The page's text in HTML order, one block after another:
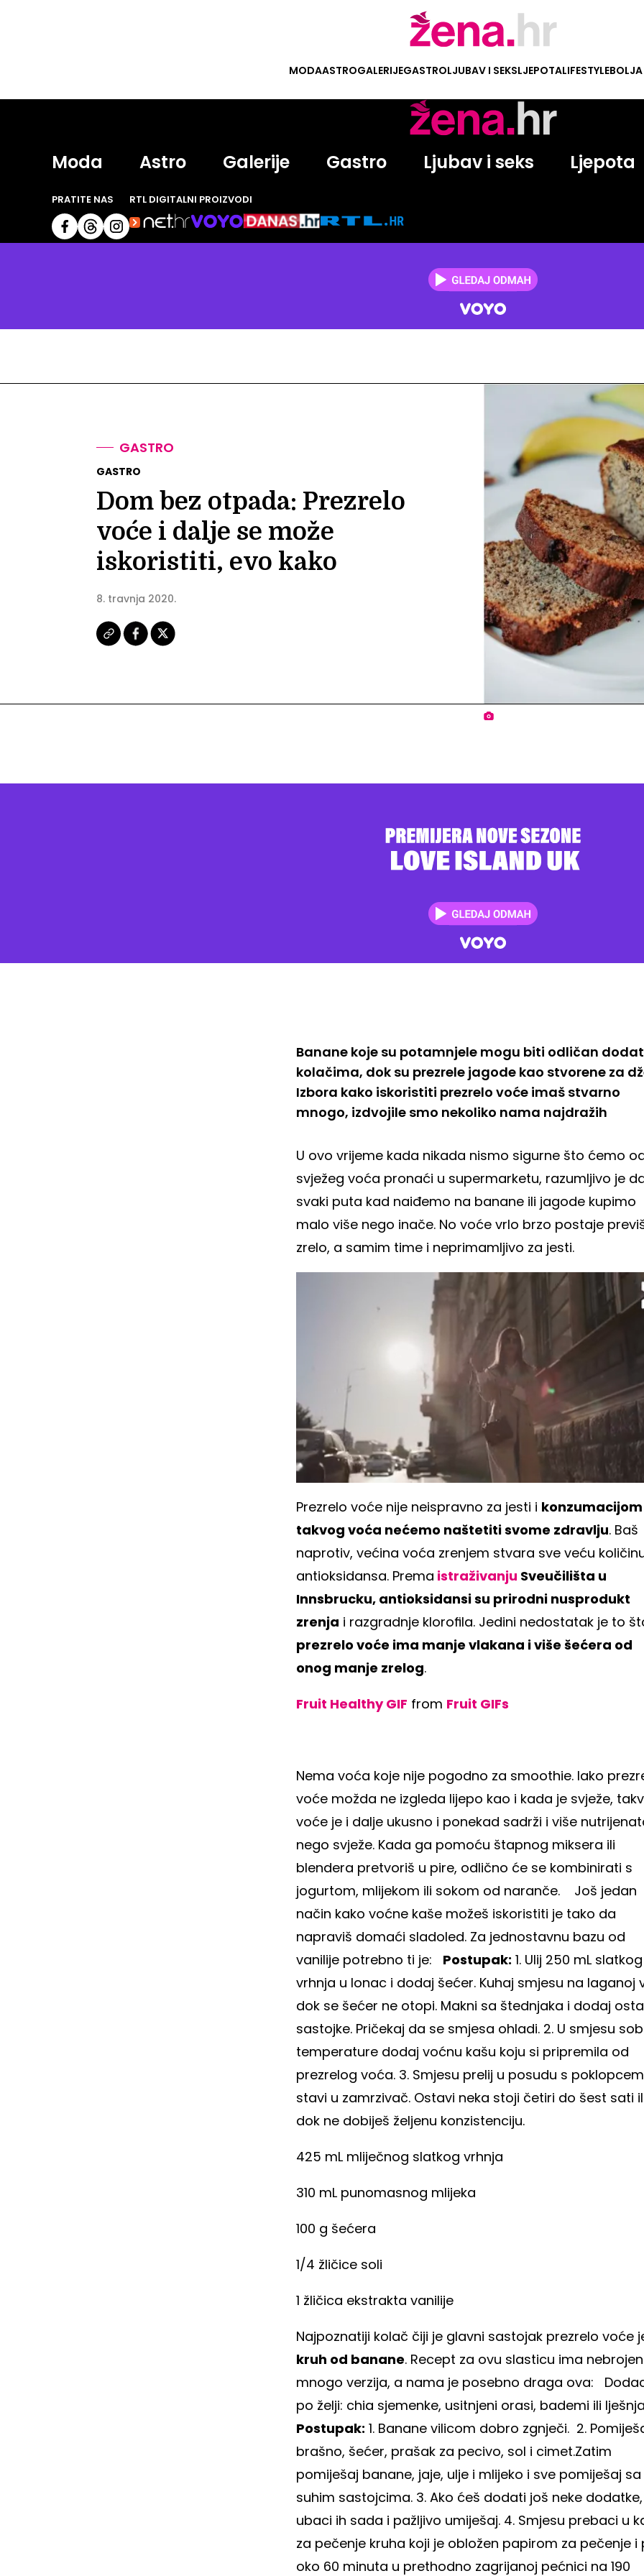
MODAASTROGALERIJEGASTROLJUBAV I SEKSLJEPOTALIFESTYLE
Moda Astro Galerije Gastro Ljubav i seks Ljepota
PRATITE NAS RTL DIGITALNI PROIZVODI
GASTRO
GASTRO
Dom bez otpada: Prezrelo
voće i dalje se može
iskoristiti, evo kako
8. travnja 2020.
Banane koje su potamnjele mogu biti odličan
kolačima, dok su prezrele jagode kao stvorene za
Izbora kako iskoristiti prezrelo voće imaš stvarno
mnogo, izdvojile smo nekoliko nama najdražih
U ovo vrijeme kada nikada nismo sigurne što ćemo
svježeg voća pronaći u supermarketu, razumljivo je
svaki puta kad naiđemo na banane ili jagode kupimo
malo više nego inače. No voće vrlo brzo postaje
zrelo, a samim time i neprimamljivo za jesti.
Prezrelo voće nije neispravno za jesti i konzumacijom
takvog voća nećemo naštetiti svome zdravlju. Baš
naprotiv, većina voća zrenjem stvara sve veću
antioksidansa. Prema istraživanju Sveučilišta u
Innsbrucku, antioksidansi su prirodni nusprodukt
zrenja i razgradnje klorofila. Jedini nedostatak je to
prezrelo voće ima manje vlakana i više šećera od
onog manje zrelog.
Fruit Healthy GIF from Fruit GIFs
Nema voća koje nije pogodno za smoothie. Iako
voće možda ne izgleda lijepo kao i kada je svježe,
voće je i dalje ukusno i ponekad sadrži i više
nego svježe. Kada ga pomoću štapnog miksera ili
blendera pretvoriš u pire, odlično će se kombinirati s
jogurtom, mlijekom ili sokom od naranče.
Još jedan
način kako voćne kaše možeš iskoristiti je tako da
napraviš domaći sladoled. Za jednostavnu bazu od
vanilije potrebno ti je:
Postupak: 1. Ulij 250 mL slatkog
vrhnja u lonac i dodaj šećer. Kuhaj smjesu na laganoj
dok se šećer ne otopi. Makni sa štednjaka i dodaj
sastojke. Pričekaj da se smjesa ohladi. 2. U smjesu
temperature dodaj voćnu kašu koju si pripremila od
prezrelog voća. 3. Smjesu prelij u posudu s
stavi u zamrzivač. Ostavi neka stoji četiri do šest sati
dok ne dobiješ željenu konzistenciju.
425 mL mliječnog slatkog vrhnja
310 mL punomasnog mlijeka
100 g šećera
1/4 žličice soli
1 žličica ekstrakta vanilije
Najpoznatiji kolač čiji je glavni sastojak prezrelo voće
kruh od banane. Recept za ovu slasticu ima
mnogo verzija, a nama je posebno draga ova:
po želji: chia sjemenke, usitnjeni orasi, bademi ili
Postupak: 1. Banane vilicom dobro zgnječi. 2.
brašno, šećer, prašak za pecivo, sol i cimet.Zatim
pomiješaj banane, jaje, ulje i mlijeko i sve pomiješaj sa
suhim sastojcima. 3. Ako ćeš dodati još neke dodatke,
ubaci ih sada i pažljivo umiješaj. 4. Smjesu prebaci u
za pečenje kruha koji je obložen papirom za pečenje i
oko 60 minuta u prethodno zagrijanoj pećnici na 190